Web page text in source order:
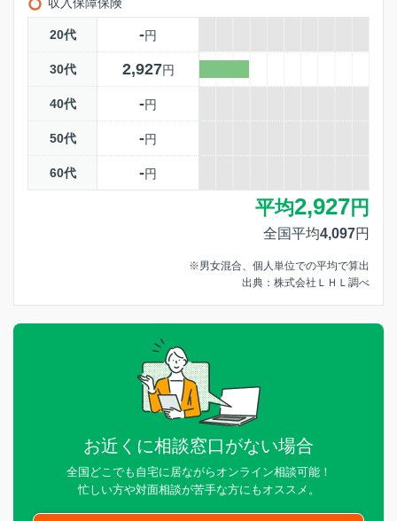
20代 -円
30代 2,927円
40代 -円
50代 -円
60代 -円
平均2,927円
全国平均4,097円
※男女混合、個人単位での平均で算出
出典：株式会社ＬＨＬ調べ
お近くに相談窓口がない場合
全国どこでも自宅に居ながらオンライン相談可能！
忙しい方や対面相談が苦手な方にもオススメ。